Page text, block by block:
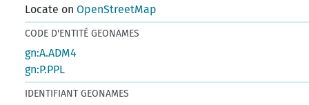
Locate onOpenStreetMap
CODE D'ENTITÉ GEONAMES
gn:A.ADM4
gn:P.PPL
IDENTIFIANT GEONAMES